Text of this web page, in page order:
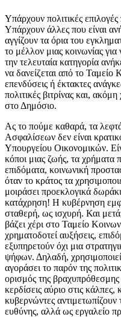
Υπάρχουν πολιτικές
Υπάρχουν άλλες που είναι
αγγίζουν τα όρια του
το μέλλον μιας κοινωνίας
την τελευταία κατηγορία
να δανείζεται από το
επενδύσεις ή έκτακτες
πολιτικές βιτρίνας και,
στο Δημόσιο.
Ας το πούμε καθαρά, τα
Ασφαλίσεων δεν είναι
Υπουργείου Οικονομικών.
κόποι μιας ζωής, τα χρήματα
επιδόματα, κοινωνική
όταν το κράτος τα
μοιράσει προεκλογικά
κατάχρηση! Η κυβέρνηση
σταθερή, ως ισχυρή. Και
βάζει χέρι στο Ταμείο
χρηματοδοτεί αυξήσεις,
εξυπηρετούν όχι μια
ψήφων. Δηλαδή,
αγοράσει το παρόν της
ορισμός της
κερδίσεις αύριο στις
κυβερνώντες
ευθύνης, αλλά ως εργαλείο